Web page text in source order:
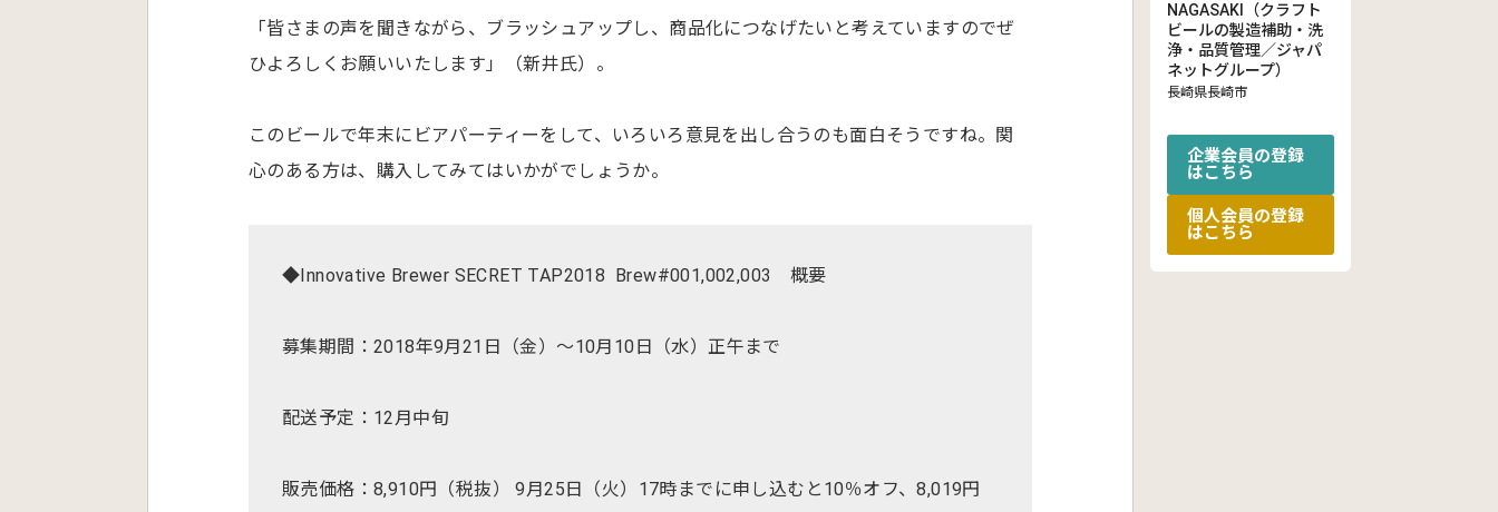
「皆さまの声を聞きながら、ブラッシュアップし、商品化につなげたいと考えていますのでぜ
ひよろしくお願いいたします」（新井氏）。
このビールで年末にビアパーティーをして、いろいろ意見を出し合うのも面白そうですね。関
心のある方は、購入してみてはいかがでしょうか。
◆Innovative Brewer SECRET TAP2018 Brew#001,002,003 概要
募集期間：2018年9月21日（金）～10月10日（水）正午まで
配送予定：12月中旬
販売価格：8,910円（税抜） 9月25日（火）17時までに申し込むと10％オフ、8,019円
NAGASAKI（クラフト
ビールの製造補助・洗
浄・品質管理／ジャパ
ネットグループ）
長崎県長崎市
企業会員の登録
はこちら
個人会員の登録
はこちら